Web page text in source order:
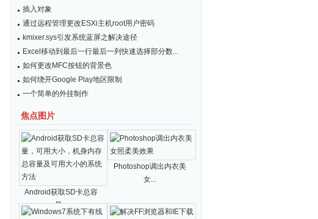
插入对象
通过远程管理更改ESXi主机root用户密码
kmixer.sys引发系统蓝屏之解决途径
Excel移动到最后一行最后一列快速选择部分数...
如何更改MFC按钮的背景色
如何绕开Google Play地区限制
一个简单的外挂制作
焦点图片
Android获取SD卡总容
量...
Photoshop调出内衣美
女...